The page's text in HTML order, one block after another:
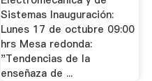
Sistemas Inauguración:
Lunes 17 de octubre 09:00
hrs Mesa redonda:
"Tendencias de la
enseñaza de ...